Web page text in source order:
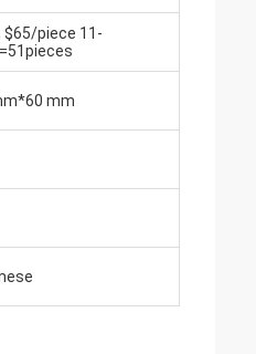
piece 11-
mm